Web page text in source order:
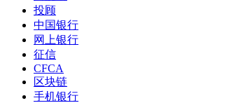
投顾
中国银行
网上银行
征信
CFCA
区块链
手机银行